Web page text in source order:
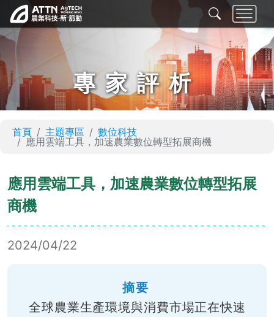
專家評析
首頁 主題專區
數位科技
應用雲端工具，加速農業數位轉型拓展商機
應用雲端工具，加速農業數位轉型拓展
商機
2024/04/22
摘要
全球農業生產環境與消費市場正在快速